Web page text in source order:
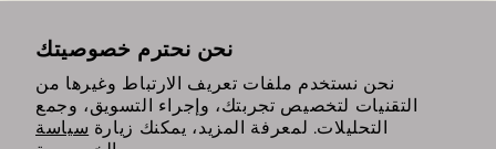
نحن نحترم خصوصيتك
نحن نستخدم ملفات تعريف الارتباط وغيرها من
التقنيات لتخصيص تجربتك، وإجراء التسويق، وجمع
التحليلات. لمعرفة المزيد، يمكنك زيارة سياسة
https://www.instagram.com/
https://www.tiktok.com/